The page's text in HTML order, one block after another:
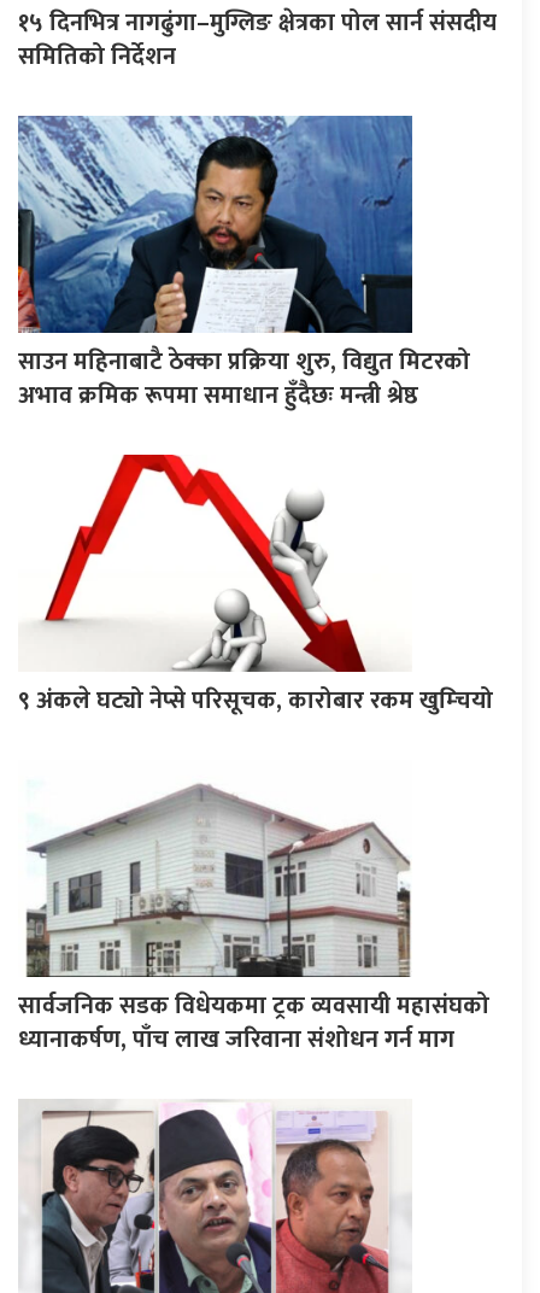
१५ दिनभित्र नागढुंगा–मुग्लिङ क्षेत्रका पोल सार्न संसदीय
समितिको निर्देशन
साउन महिनाबाटै ठेक्का प्रक्रिया शुरु, विद्युत मिटरको
अभाव क्रमिक रूपमा समाधान हुँदैछः मन्त्री श्रेष्ठ
९ अंकले घट्यो नेप्से परिसूचक, कारोबार रकम खुम्चियो
सार्वजनिक सडक विधेयकमा ट्रक व्यवसायी महासंघको
ध्यानाकर्षण, पाँच लाख जरिवाना संशोधन गर्न माग